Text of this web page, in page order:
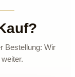
Bestellung: Wir